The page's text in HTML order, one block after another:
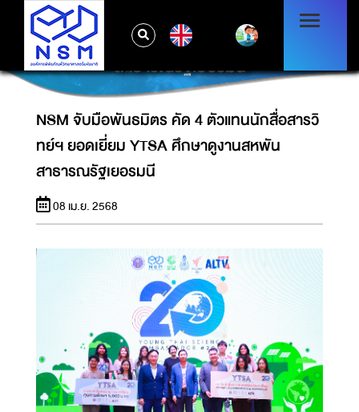
NSM จับมือพันธมิตร คัด 4 ตัวแทนนักสื่อสารวิ
ทย์ฯ ยอดเยี่ยม YTSA ศึกษาดูงานสหพัน
สาธารณรัฐเยอรมนี
NSM จับมือพันธมิตร คัด 4 ตัวแทนนักสื่อสารวิ
ทย์ฯ ยอดเยี่ยม YTSA ศึกษาดูงานสหพัน
สาธารณรัฐเยอรมนี
08 เม.ย. 2568